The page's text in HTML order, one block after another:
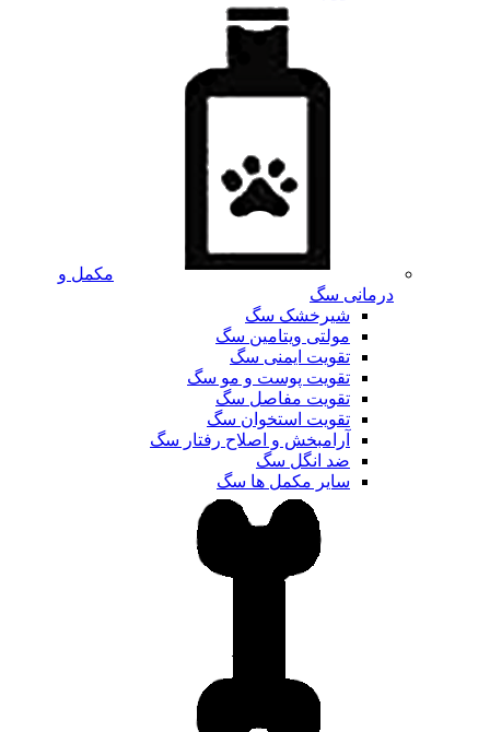
مکمل و
درمانی سگ
شیرخشک سگ
مولتی ویتامین سگ
تقویت ایمنی سگ
تقویت پوست و مو سگ
تقویت مفاصل سگ
تقویت استخوان سگ
آرامبخش و اصلاح رفتار سگ
ضد انگل سگ
سایر مکمل ها سگ